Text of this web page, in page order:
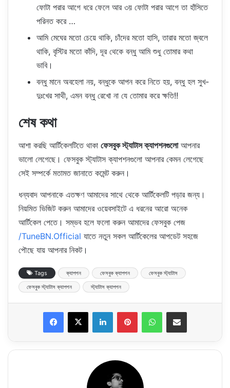
ফোটা পরার আগে ধরে ফেলে আর ৩য় ফোটা পরার আগে তা হাঁসিতে
পরিনত করে …
আমি মেঘের মতো চেয়ে থাকি, চাঁদের মতো হাসি, তারার মতো জ্বলে
থাকি, বৃস্টির মতো কাঁদি, দূর থেকে বন্ধু আমি শুধু তোমার কথা
ভাবি।
বন্ধু মানে অবহেলা নয়, বন্ধুকে আপন করে নিতে হয়, বন্ধু হল সুখ-
দুঃখের সাথী, এমন বন্ধু রেখো না যে তোমার করে ক্ষতি!!
শেষ কথা
আশা করছি আর্টিকেলটিতে থাকা ফেসবুক স্ট্যাটাস ক্যাপশনগুলোআপনার
ভালো লেগেছে। ফেসবুক স্ট্যাটাস ক্যাপশনগুলো আপনার কেমন লেগেছে
সেই সম্পর্কে মতামত জানাতে কমেন্ট করুন।
ধন্যবাদ আপনাকে এতক্ষণ আমাদের সাথে থেকে আর্টিকেলটি পড়ার জন্য।
নিয়মিত ভিজিট করুন আমাদের ওয়েবসাইটে এ ধরনের আরো অনেক
আর্টিকেল পেতে। সম্ভব হলে ফলো করুন আমাদের ফেসবুক পেজ
/TuneBN.Official যাতে নতুন সকল আর্টিকেলের আপডেট সহজে
পৌছে যায় আপনার নিকট।
Tags ক্যাপশন ফেসবুক ক্যাপশন
ফেসবুক স্ট্যাটাস
ফেসবুক স্ট্যাটাস ক্যাপশন
স্ট্যাটাস ক্যাপশন